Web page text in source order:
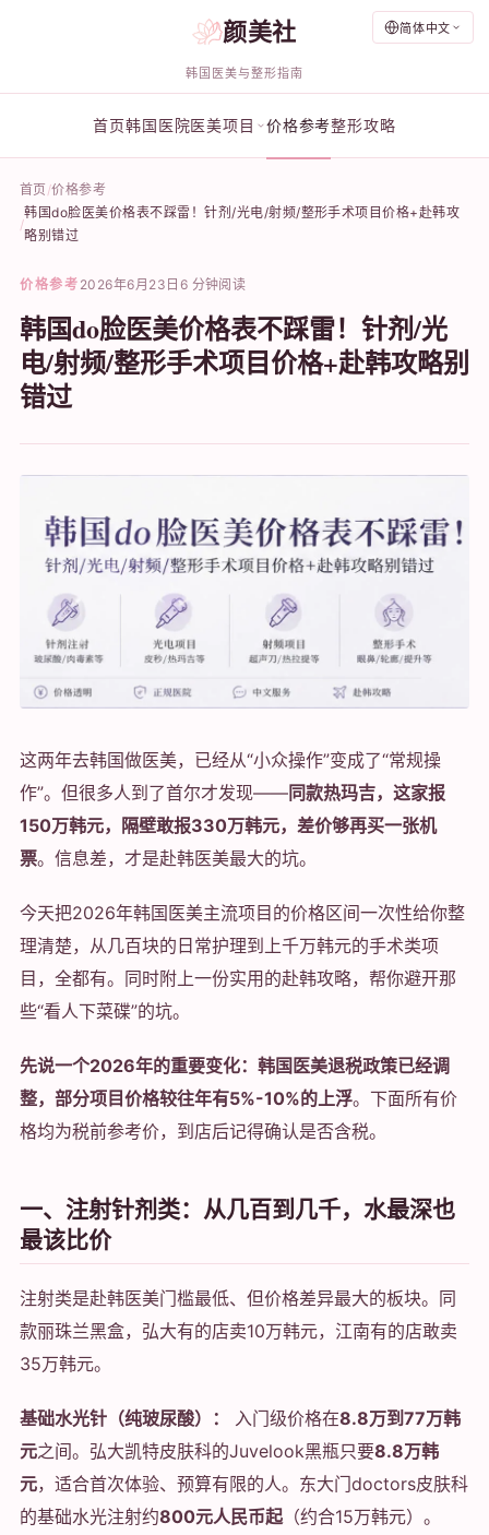
简体中文
颜美社
韩国医美与整形指南
首页韩国医院医美项目 价格参考整形攻略
首页 价格参考
韩国do脸医美价格表不踩雷！针剂/光电/射频/整形手术项目价格+赴韩攻
略别错过
价格参考 2026年6月23日 6 分钟阅读
韩国do脸医美价格表不踩雷！针剂/光
电/射频/整形手术项目价格+赴韩攻略别
错过
这两年去韩国做医美，已经从“小众操作”变成了“常规操
作”。但很多人到了首尔才发现——同款热玛吉，这家报
150万韩元，隔壁敢报330万韩元，差价够再买一张机
票。信息差，才是赴韩医美最大的坑。
今天把2026年韩国医美主流项目的价格区间一次性给你整
理清楚，从几百块的日常护理到上千万韩元的手术类项
目，全都有。同时附上一份实用的赴韩攻略，帮你避开那
些“看人下菜碟”的坑。
先说一个2026年的重要变化：韩国医美退税政策已经调
整，部分项目价格较往年有5%-10%的上浮。下面所有价
格均为税前参考价，到店后记得确认是否含税。
一、注射针剂类：从几百到几千，水最深也
最该比价
注射类是赴韩医美门槛最低、但价格差异最大的板块。同
款丽珠兰黑盒，弘大有的店卖10万韩元，江南有的店敢卖
35万韩元。
基础水光针（纯玻尿酸）： 入门级价格在8.8万到77万韩
元之间。弘大凯特皮肤科的Juvelook黑瓶只要8.8万韩
元，适合首次体验、预算有限的人。东大门doctors皮肤科
的基础水光注射约800元人民币起 （约合15万韩元）。